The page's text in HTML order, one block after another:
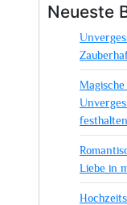
Neueste
festhalten
Liebe in